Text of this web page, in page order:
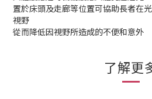
置於床頭及走廊等位置可協助長者在
視野
從而降低因視野所造成的不便和意外
了解更